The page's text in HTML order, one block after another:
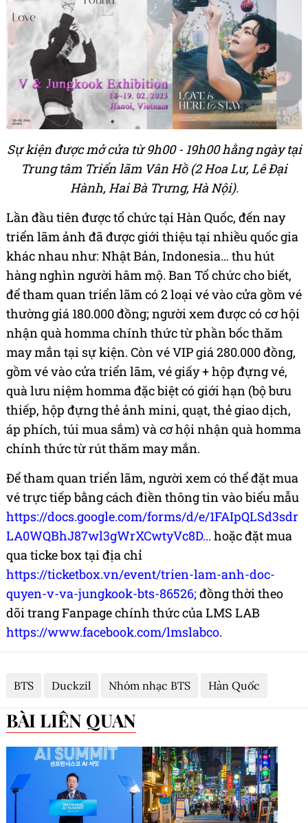
Sự kiện được mở cửa từ 9h00 - 19h00 hằng ngày tại
Trung tâm Triển lãm Vân Hồ (2 Hoa Lư, Lê Đại
Hành, Hai Bà Trưng, Hà Nội).
Lần đầu tiên được tổ chức tại Hàn Quốc, đến nay
triển lãm ảnh đã được giới thiệu tại nhiều quốc gia
khác nhau như: Nhật Bản, Indonesia… thu hút
hàng nghìn người hâm mộ. Ban Tổ chức cho biết,
để tham quan triển lãm có 2 loại vé vào cửa gồm vé
thường giá 180.000 đồng; người xem được có cơ hội
nhận quà homma chính thức từ phần bốc thăm
may mắn tại sự kiện. Còn vé VIP giá 280.000 đồng,
gồm vé vào cửa triển lãm, vé giấy + hộp đựng vé,
quà lưu niệm homma đặc biệt có giới hạn (bộ bưu
thiếp, hộp đựng thẻ ảnh mini, quạt, thẻ giao dịch,
áp phích, túi mua sắm) và cơ hội nhận quà homma
chính thức từ rút thăm may mắn.
Để tham quan triển lãm, người xem có thể đặt mua
vé trực tiếp bằng cách điền thông tin vào biểu mẫu
https://docs.google.com/forms/d/e/1FAIpQLSd3sdr
LA0WQBhJ87wl3gWrXCwtyVc8D... hoặc đặt mua
qua ticke box tại địa chỉ
https://ticketbox.vn/event/trien-lam-anh-doc-
quyen-v-va-jungkook-bts-86526; đồng thời theo
dõi trang Fanpage chính thức của LMS LAB
https://www.facebook.com/lmslabco.
BTS Duckzil Nhóm nhạc BTS Hàn Quốc
BÀI LIÊN QUAN